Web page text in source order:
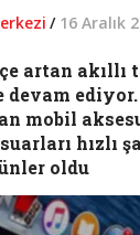
/ 16 Aralık
artan akıllı
ediyor.
mobil
hızlı
oldu